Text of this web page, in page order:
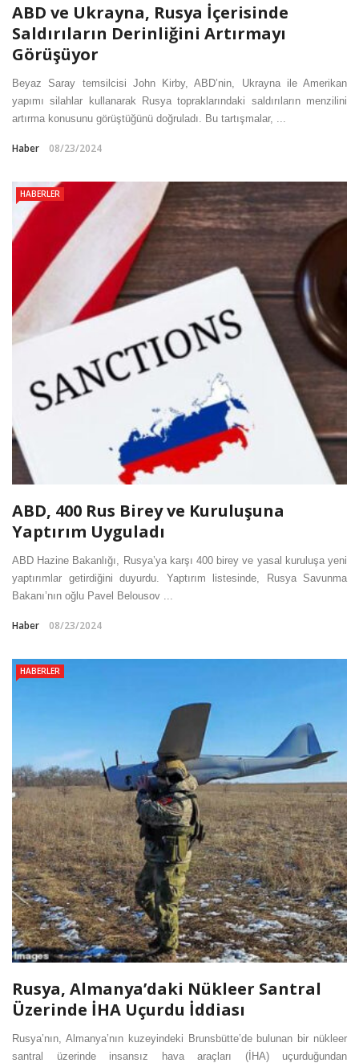
ABD ve Ukrayna, Rusya İçerisinde
Saldırıların Derinliğini Artırmayı
Görüşüyor
Beyaz Saray temsilcisi John Kirby, ABD’nin, Ukrayna ile Amerikan
yapımı silahlar kullanarak Rusya topraklarındaki saldırıların menzilini
artırma konusunu görüştüğünü doğruladı. Bu tartışmalar, ...
Haber 08/23/2024
HABERLER
ABD, 400 Rus Birey ve Kuruluşuna
Yaptırım Uyguladı
ABD Hazine Bakanlığı, Rusya’ya karşı 400 birey ve yasal kuruluşa yeni
yaptırımlar getirdiğini duyurdu. Yaptırım listesinde, Rusya Savunma
Bakanı’nın oğlu Pavel Belousov ...
Haber 08/23/2024
HABERLER
Rusya, Almanya’daki Nükleer Santral
Üzerinde İHA Uçurdu İddiası
Rusya’nın, Almanya’nın kuzeyindeki Brunsbütte’de bulunan bir nükleer
santral üzerinde insansız hava araçları (İHA) uçurduğundan